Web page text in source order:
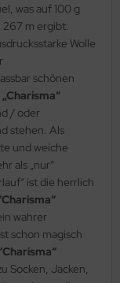
was auf 100 g
267 m ergibt.
Wolle
schönen
/ oder
stehen. Als
und weiche
als „nur“
ist die herrlich
wahrer
schon magisch
Socken, Jacken,